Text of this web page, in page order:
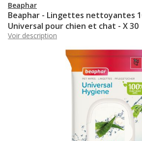
Beaphar
Beaphar - Lingettes nettoyantes
Universal pour chien et chat - X 30
Voir description